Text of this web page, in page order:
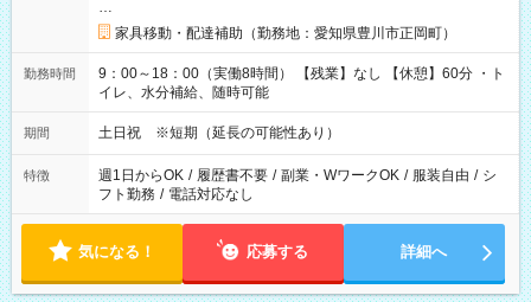
…
家具移動・配達補助（勤務地：愛知県豊川市正岡町）
勤務時間
9：00～18：00（実働8時間） 【残業】なし 【休憩】60分 ・ト
イレ、水分補給、随時可能
期間 土日祝 ※短期（延長の可能性あり）
特徴 週1日からOK / 履歴書不要 / 副業・WワークOK / 服装自由 / シ
フト勤務 / 電話対応なし
気になる！ 応募する 詳細へ